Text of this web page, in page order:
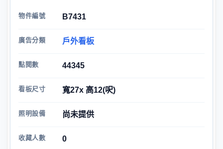
物件編號 B7431
廣告分類 戶外看板
點閱數 44345
看板尺寸 寬27x 高12(呎)
照明設備 尚未提供
收藏人數 0